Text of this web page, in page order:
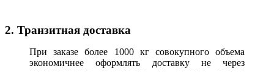
2. Транзитная доставка
При заказе более 1000 кг совокупного объема
экономичнее оформлять доставку не через